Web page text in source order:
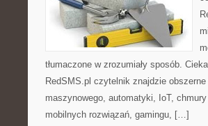
tłumaczone w zrozumiały sposób.
RedSMS.pl czytelnik znajdzie
maszynowego, automatyki, IoT,
mobilnych rozwiązań, gamingu, […]